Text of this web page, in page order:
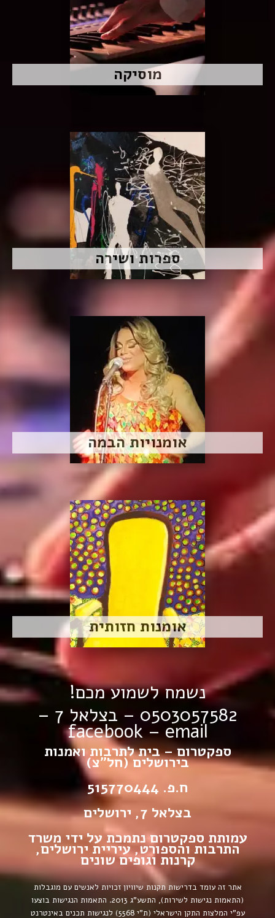
מוסיקה
ספרות ושירה
אומנויות הבמה
אומנות חזותית
נשמח לשמוע מכם!
0503057582 – בצלאל 7 –
facebook–email
ספקטרום – בית לתרבות ואמנות
בירושלים (חל”צ)
ח.פ. 515770444
בצלאל 7, ירושלים
עמותת ספקטרום נתמכת על ידי משרד
התרבות והספורט, עיריית ירושלים,
קרנות וגופים שונים
אתר זה עומד בדרישות תקנות שיוויון זכויות לאנשים עם מוגבלות
(התאמות נגישות לשירות), התשע”ג 2013.
התאמות הנגישות בוצעו
עפ”י המלצות התקן הישראלי (ת”י 5568) לנגישות תכנים באינטרנט